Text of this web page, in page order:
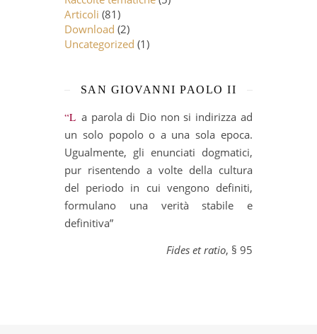
Articoli (81)
Download (2)
Uncategorized (1)
SAN GIOVANNI PAOLO II
“La parola di Dio non si indirizza ad
un solo popolo o a una sola epoca.
Ugualmente, gli enunciati dogmatici,
pur risentendo a volte della cultura
del periodo in cui vengono definiti,
formulano una verità stabile e
definitiva”
Fides et ratio, § 95